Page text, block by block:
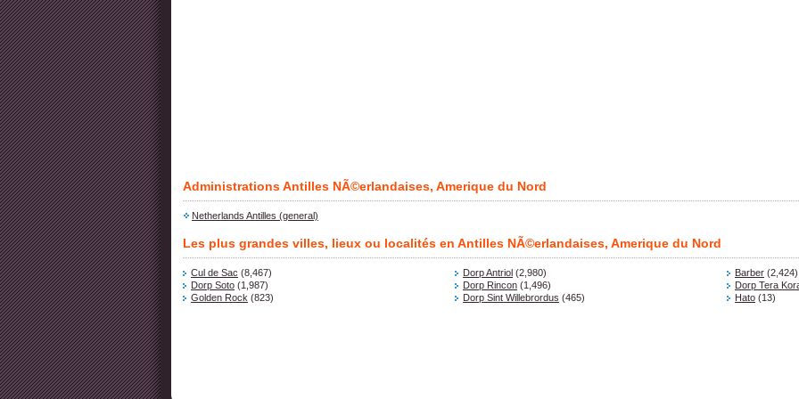
Administrations Antilles NÃ©erlandaises, Amerique du Nord
Netherlands Antilles (general)
Les plus grandes villes, lieux ou localités en Antilles NÃ©erlandaises, Amerique du Nord
Cul de Sac (8,467) Dorp Antriol (2,980) Barber (2,424)
Dorp Soto (1,987) Dorp Rincon (1,496) Dorp Tera
Golden Rock (823) Dorp Sint Willebrordus (465) Hato (13)